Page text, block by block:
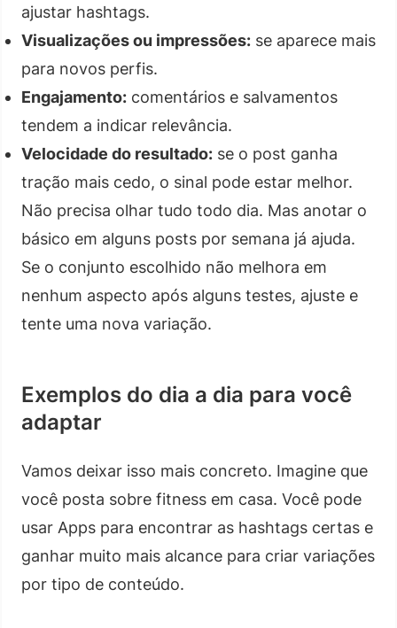
ajustar hashtags.
Visualizações ou impressões: se aparece mais
para novos perfis.
Engajamento: comentários e salvamentos
tendem a indicar relevância.
Velocidade do resultado: se o post ganha
tração mais cedo, o sinal pode estar melhor.
Não precisa olhar tudo todo dia. Mas anotar o
básico em alguns posts por semana já ajuda.
Se o conjunto escolhido não melhora em
nenhum aspecto após alguns testes, ajuste e
tente uma nova variação.
Exemplos do dia a dia para você
adaptar
Vamos deixar isso mais concreto. Imagine que
você posta sobre fitness em casa. Você pode
usar Apps para encontrar as hashtags certas e
ganhar muito mais alcance para criar variações
por tipo de conteúdo.